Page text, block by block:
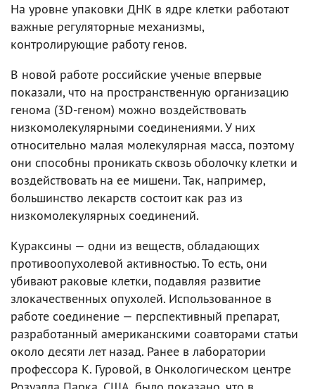
На уровне упаковки ДНК в ядре клетки работают
важные регуляторные механизмы,
контролирующие работу генов.
В новой работе российские ученые впервые
показали, что на пространственную организацию
генома (3D-геном) можно воздействовать
низкомолекулярными соединениями. У них
относительно малая молекулярная масса, поэтому
они способны проникать сквозь оболочку клетки и
воздействовать на ее мишени. Так, например,
большинство лекарств состоит как раз из
низкомолекулярных соединений.
Кураксины — одни из веществ, обладающих
противоопухолевой активностью. То есть, они
убивают раковые клетки, подавляя развитие
злокачественных опухолей. Использованное в
работе соединение — перспективный препарат,
разработанный американскими соавторами статьи
около десяти лет назад. Ранее в лаборатории
профессора К. Гуровой, в Онкологическом центре